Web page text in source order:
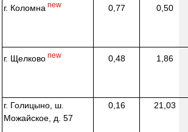
г. Коломна new 0,77 0,50
г. Щелково new 0,48 1,86
г. Голицыно, ш.
Можайское, д. 57
0,16 21,03